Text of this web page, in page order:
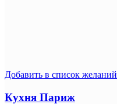
Добавить в список желаний
Кухня Париж